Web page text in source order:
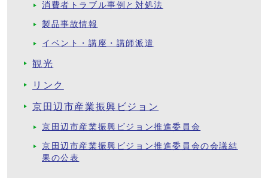
消費者トラブル事例と対処法
製品事故情報
イベント・講座・講師派遣
観光
リンク
京田辺市産業振興ビジョン
京田辺市産業振興ビジョン推進委員会
京田辺市産業振興ビジョン推進委員会の会議結
果の公表